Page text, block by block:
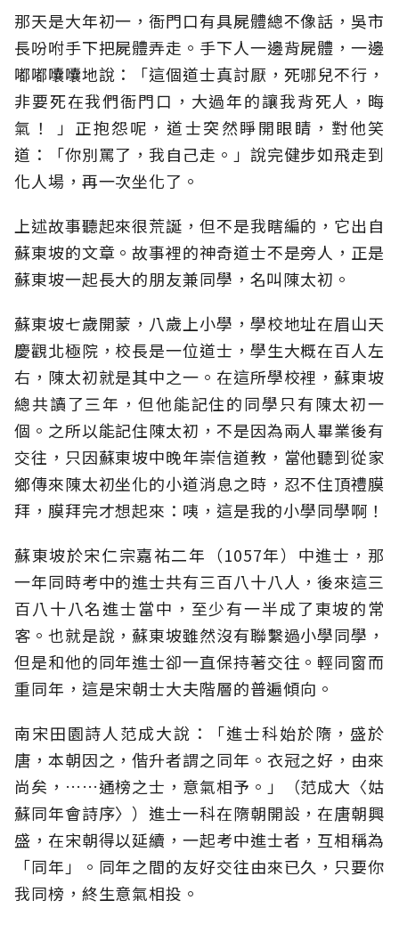
那天是大年初一，衙門口有具屍體總不像話，吳市
長吩咐手下把屍體弄走。手下人一邊背屍體，一邊
嘟嘟囔囔地說：「這個道士真討厭，死哪兒不行，
非要死在我們衙門口，大過年的讓我背死人，晦
氣！ 」正抱怨呢，道士突然睜開眼睛，對他笑
道：「你別罵了，我自己走。」說完健步如飛走到
化人場，再一次坐化了。
上述故事聽起來很荒誕，但不是我瞎編的，它出自
蘇東坡的文章。故事裡的神奇道士不是旁人，正是
蘇東坡一起長大的朋友兼同學，名叫陳太初。
蘇東坡七歲開蒙，八歲上小學，學校地址在眉山天
慶觀北極院，校長是一位道士，學生大概在百人左
右，陳太初就是其中之一。在這所學校裡，蘇東坡
總共讀了三年，但他能記住的同學只有陳太初一
個。之所以能記住陳太初，不是因為兩人畢業後有
交往，只因蘇東坡中晚年崇信道教，當他聽到從家
鄉傳來陳太初坐化的小道消息之時，忍不住頂禮膜
拜，膜拜完才想起來：咦，這是我的小學同學啊！
蘇東坡於宋仁宗嘉祐二年（1057年）中進士，那
一年同時考中的進士共有三百八十八人，後來這三
百八十八名進士當中，至少有一半成了東坡的常
客。也就是說，蘇東坡雖然沒有聯繫過小學同學，
但是和他的同年進士卻一直保持著交往。輕同窗而
重同年，這是宋朝士大夫階層的普遍傾向。
南宋田園詩人范成大說：「進士科始於隋，盛於
唐，本朝因之，偕升者謂之同年。衣冠之好，由來
尚矣，……通榜之士，意氣相予。」（范成大〈姑
蘇同年會詩序〉）進士一科在隋朝開設，在唐朝興
盛，在宋朝得以延續，一起考中進士者，互相稱為
「同年」。同年之間的友好交往由來已久，只要你
我同榜，終生意氣相投。